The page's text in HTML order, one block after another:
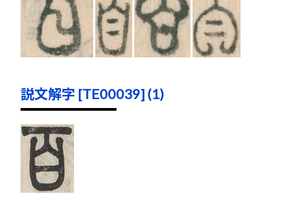
説文解字 [TE00039] (1)